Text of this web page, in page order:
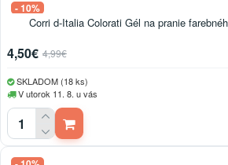
- 10%
Corri d-Italia Colorati Gél na pranie
4,50€ 4,99€
SKLADOM (18 ks)
V utorok 11. 8. u vás